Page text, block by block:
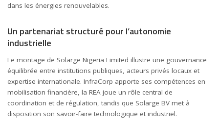
dans les énergies renouvelables.
Un partenariat structuré pour l’autonomie
industrielle
Le montage de Solarge Nigeria Limited illustre une gouvernance
équilibrée entre institutions publiques, acteurs privés locaux et
expertise internationale. InfraCorp apporte ses compétences en
mobilisation financière, la REA joue un rôle central de
coordination et de régulation, tandis que Solarge BV met à
disposition son savoir-faire technologique et industriel.